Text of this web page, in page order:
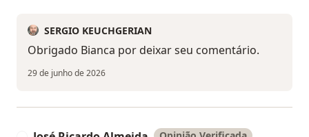
SERGIO KEUCHGERIAN
Obrigado Bianca por deixar seu comentário.
29 de junho de 2026